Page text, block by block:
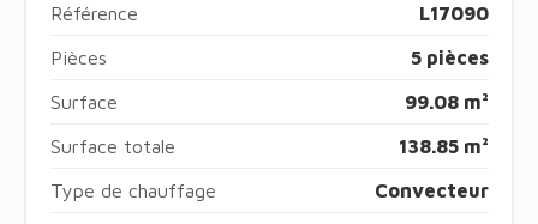
Référence L17090
Pièces 5 pièces
Surface 99.08 m²
Surface totale 138.85 m²
Type de chauffage Convecteur